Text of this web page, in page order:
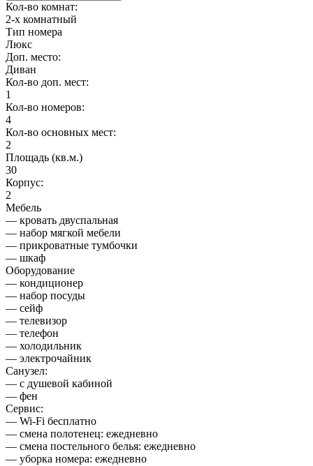
Кол-во комнат:
2-х комнатный
Тип номера
Люкс
Доп. место:
Диван
Кол-во доп. мест:
1
Кол-во номеров:
4
Кол-во основных мест:
2
Площадь (кв.м.)
30
Корпус:
2
Мебель
— кровать двуспальная
— набор мягкой мебели
— прикроватные тумбочки
— шкаф
Оборудование
— кондиционер
— набор посуды
— сейф
— телевизор
— телефон
— холодильник
— электрочайник
Санузел:
— с душевой кабиной
— фен
Сервис:
— Wi-Fi бесплатно
— смена полотенец: ежедневно
— смена постельного белья: ежедневно
— уборка номера: ежедневно